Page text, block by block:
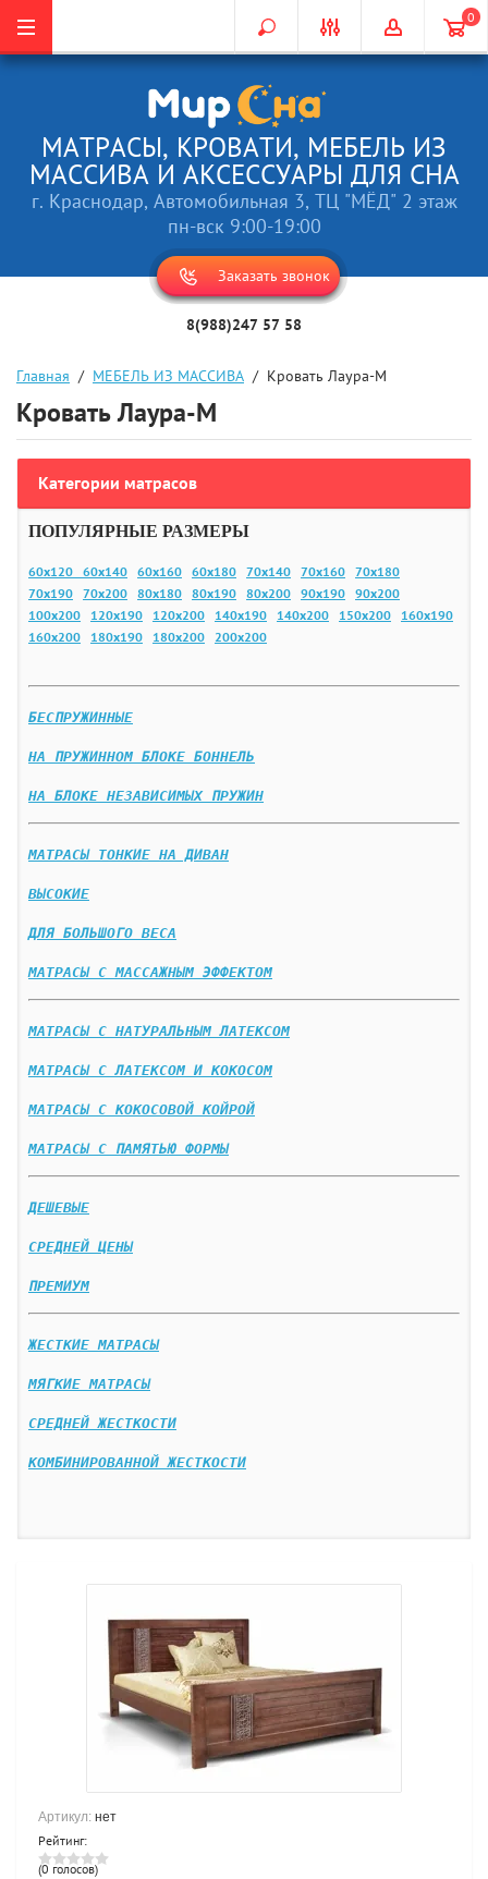
0
МАТРАСЫ, КРОВАТИ, МЕБЕЛЬ ИЗ
МАССИВА И АКСЕССУАРЫ ДЛЯ СНА
г. Краснодар, Автомобильная 3, ТЦ "МЁД" 2 этаж
пн-вск 9:00-19:00
Заказать звонок
8(988)247 57 58
Главная
  /
МЕБЕЛЬ ИЗ МАССИВА
  /  Кровать Лаура-М
Кровать Лаура-М
Категории матрасов
ПОПУЛЯРНЫЕ РАЗМЕРЫ
60х120 60х140 60х160 60х180 70х140 70х160 70х180
70х190 70х200 80х180 80х190 80х200 90х190 90х200
100х200
120х190 120х200 140х190 140х200 150х200
160х190
160х200
180х190 180х200 200х200
БЕСПРУЖИННЫЕ
НА ПРУЖИННОМ БЛОКЕ БОННЕЛЬ
НА БЛОКЕ НЕЗАВИСИМЫХ ПРУЖИН
МАТРАСЫ ТОНКИЕ НА ДИВАН
ВЫСОКИЕ
ДЛЯ БОЛЬШОГО ВЕСА
МАТРАСЫ С МАССАЖНЫМ ЭФФЕКТОМ
МАТРАСЫ С НАТУРАЛЬНЫМ ЛАТЕКСОМ
МАТРАСЫ С ЛАТЕКСОМ И КОКОСОМ
МАТРАСЫ С КОКОСОВОЙ КОЙРОЙ
МАТРАСЫ С ПАМЯТЬЮ ФОРМЫ
ДЕШЕВЫЕ
СРЕДНЕЙ ЦЕНЫ
ПРЕМИУМ
ЖЕСТКИЕ МАТРАСЫ
МЯГКИЕ МАТРАСЫ
СРЕДНЕЙ ЖЕСТКОСТИ
КОМБИНИРОВАННОЙ ЖЕСТКОСТИ
Артикул: нет
Рейтинг:
(0 голосов)